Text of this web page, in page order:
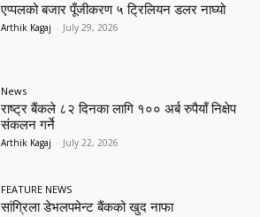
एप्पलको बजार पूँजीकरण ५ ट्रिलियन डलर नाघ्यो
Arthik Kagaj - July 29, 2026
News
राष्ट्र बैंकले ८२ दिनका लागि १०० अर्ब रुपैयाँ निक्षेप
संकलन गर्ने
Arthik Kagaj - July 22, 2026
FEATURE NEWS
सांग्रिला डेभलपमेन्ट बैंकको खुद नाफा